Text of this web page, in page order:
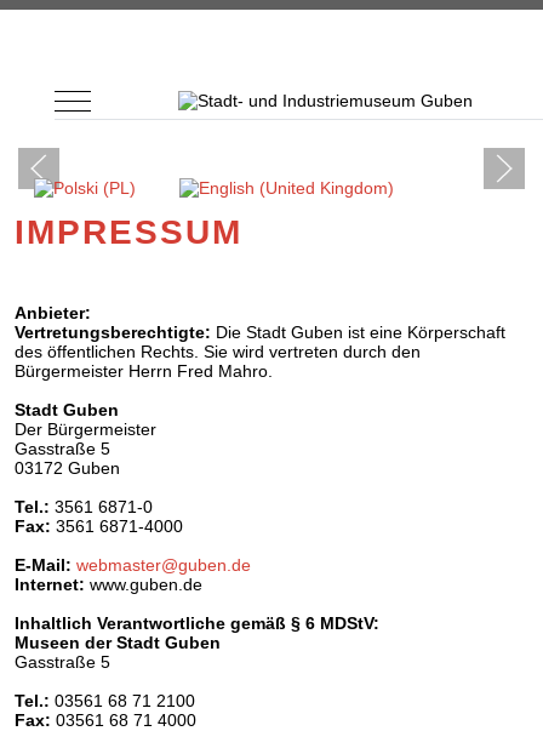
Mobile Menu Toggle
Sprache auswählen
IMPRESSUM
Anbieter:
Vertretungsberechtigte: Die Stadt Guben ist eine Körperschaft
des öffentlichen Rechts. Sie wird vertreten durch den
Bürgermeister Herrn Fred Mahro.
Stadt Guben
Der Bürgermeister
Gasstraße 5
03172 Guben
Tel.: 3561 6871-0
Fax: 3561 6871-4000
E-Mail: webmaster@guben.de
Internet: www.guben.de
Inhaltlich Verantwortliche gemäß § 6 MDStV:
Museen der Stadt Guben
Gasstraße 5
Tel.: 03561 68 71 2100
Fax: 03561 68 71 4000